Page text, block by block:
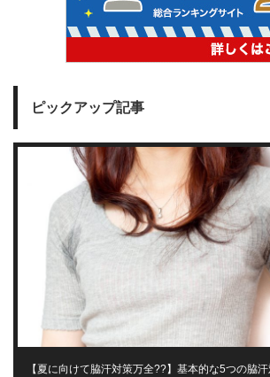
ピックアップ記事
【夏に向けて脇汗対策万全??】基本的な5つの脇